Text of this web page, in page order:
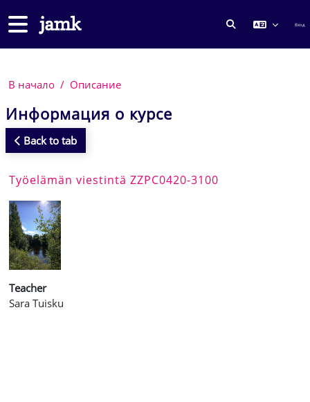
Боковая панель
ИЗМЕНИТЬ Вход
В начало Описание
Информация о курсе
Back to tab
Työelämän viestintä ZZPC0420-3100
Teacher
Sara Tuisku